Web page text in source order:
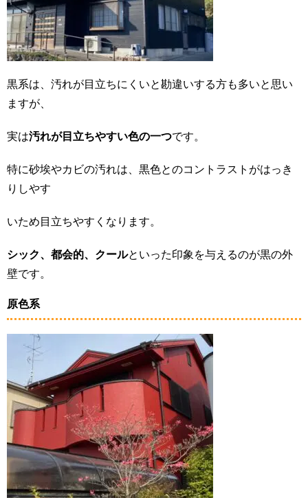
黒系は、汚れが目立ちにくいと勘違いする方も多いと思い
ますが、
実は汚れが目立ちやすい色の一つです。
特に砂埃やカビの汚れは、黒色とのコントラストがはっき
りしやす
いため目立ちやすくなります。
シック、都会的、クールといった印象を与えるのが黒の外
壁です。
原色系